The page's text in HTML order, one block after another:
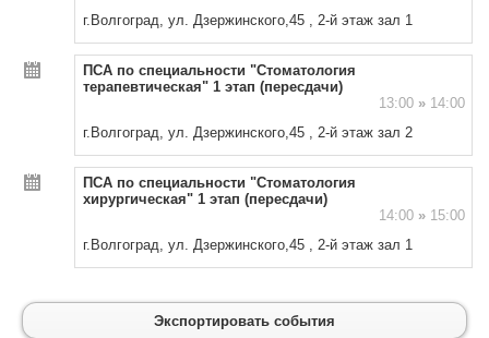
г.Волгоград, ул. Дзержинского,45 , 2-й этаж зал 1
ПСА по специальности "Стоматология
терапевтическая" 1 этап (пересдачи)
13:00 »14:00
г.Волгоград, ул. Дзержинского,45 , 2-й этаж зал 2
ПСА по специальности "Стоматология
хирургическая" 1 этап (пересдачи)
14:00 »15:00
г.Волгоград, ул. Дзержинского,45 , 2-й этаж зал 1
Экспортировать события